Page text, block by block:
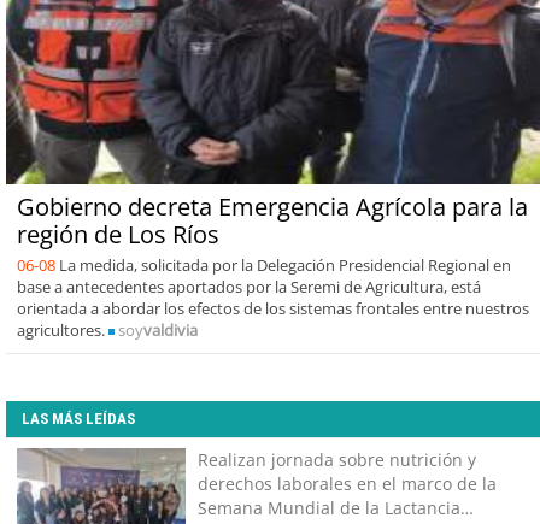
Gobierno decreta Emergencia Agrícola para la
región de Los Ríos
06-08 La medida, solicitada por la Delegación Presidencial Regional en
base a antecedentes aportados por la Seremi de Agricultura, está
orientada a abordar los efectos de los sistemas frontales entre nuestros
agricultores.
soyvaldivia
LAS MÁS LEÍDAS
Realizan jornada sobre nutrición y
derechos laborales en el marco de la
Semana Mundial de la Lactancia